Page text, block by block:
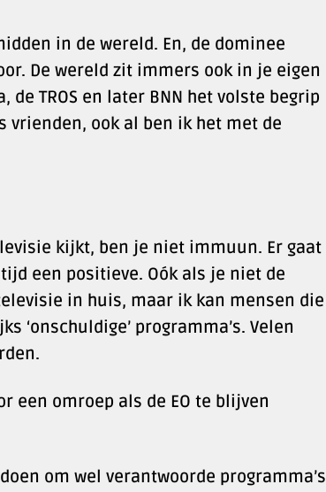
in de wereld. En, de dominee
De wereld zit immers ook in je eigen
TROS en later BNN het volste begrip
vrienden, ook al ben ik het met de
kijkt, ben je niet immuun. Er gaat
een positieve. Oók als je niet de
in huis, maar ik kan mensen die
‘onschuldige’ programma’s. Velen
omroep als de EO te blijven
om wel verantwoorde programma’s